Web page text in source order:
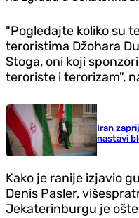
"Pogledajte koliko su
teroristima Džohara
Stoga, oni koji
teroriste i terorizam",
Iran
nastavi
Kako je ranije izjavio
Denis Pasler,
Jekaterinburgu je